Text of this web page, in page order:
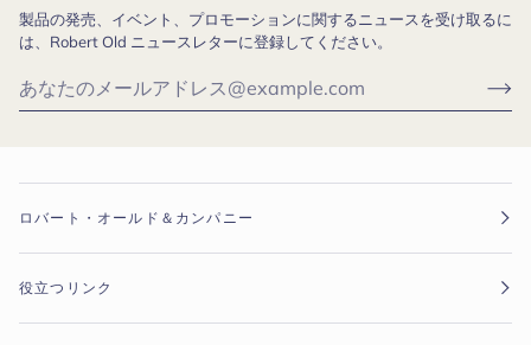
製品の発売、イベント、プロモーションに関するニュースを受け取るに
は、Robert Old ニュースレターに登録してください。
ロバート・オールド＆カンパニー
役立つリンク